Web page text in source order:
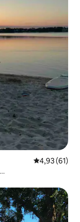
Vlerësimi
4,93 (61)